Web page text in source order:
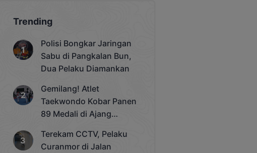
Trending
Polisi Bongkar Jaringan
Sabu di Pangkalan Bun,
Dua Pelaku Diamankan
Gemilang! Atlet
Taekwondo Kobar Panen
89 Medali di Ajang
Cup 2025
Terekam CCTV, Pelaku
Curanmor di Jalan